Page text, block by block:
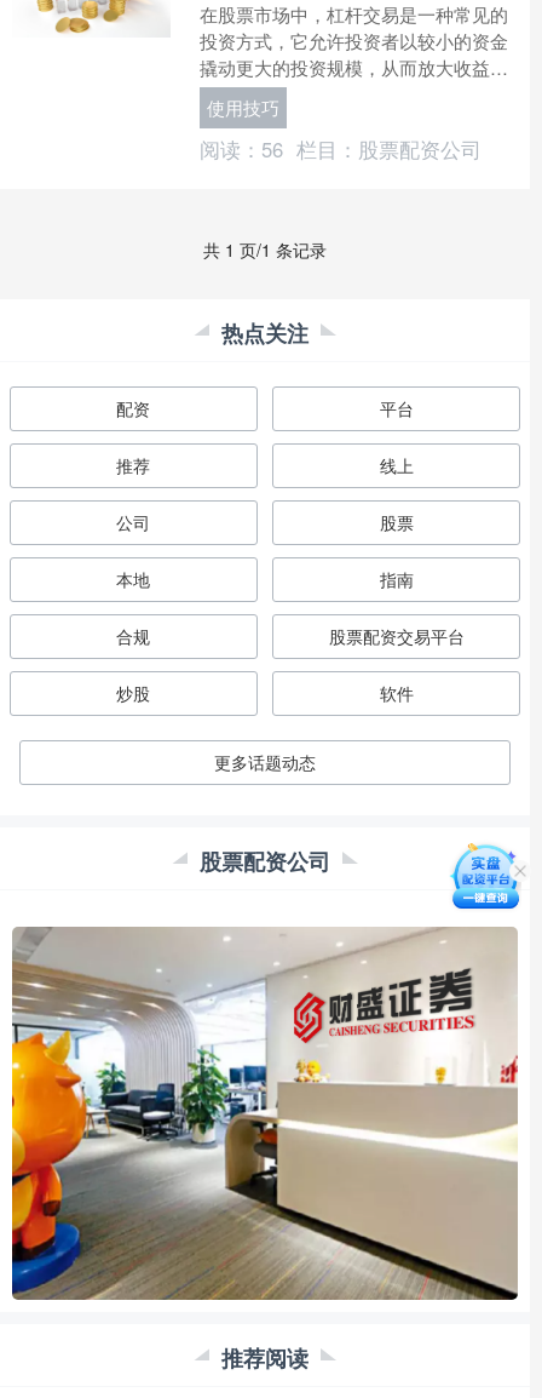
在股票市场中，杠杆交易是一种常见的
投资方式，它允许投资者以较小的资金
撬动更大的投资规模，从而放大收益。
然而，杠杆也是一把双刃剑，既能带来
丰厚的回报，也可能导致巨....
使用技巧
阅读： 56 栏目： 股票配资公司
共 1 页/1 条记录
热点关注
配资 平台
推荐 线上
公司 股票
本地 指南
合规 股票配资交易平台
炒股 软件
更多话题动态
股票配资公司
推荐阅读